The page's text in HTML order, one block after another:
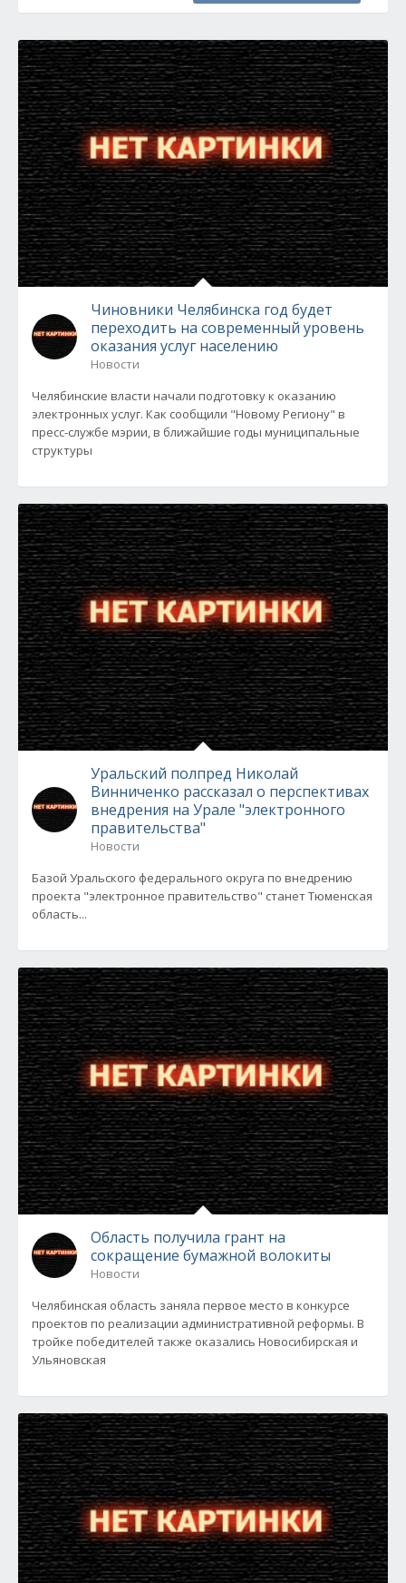
Чиновники Челябинска год будет
переходить на современный уровень
оказания услуг населению
Новости
Челябинские власти начали подготовку к оказанию
электронных услуг. Как сообщили "Новому Региону" в
пресс-службе мэрии, в ближайшие годы муниципальные
структуры
Уральский полпред Николай
Винниченко рассказал о перспективах
внедрения на Урале "электронного
правительства"
Новости
Базой Уральского федерального округа по внедрению
проекта "электронное правительство" станет Тюменская
область...
Область получила грант на
сокращение бумажной волокиты
Новости
Челябинская область заняла первое место в конкурсе
проектов по реализации административной реформы. В
тройке победителей также оказались Новосибирская и
Ульяновская